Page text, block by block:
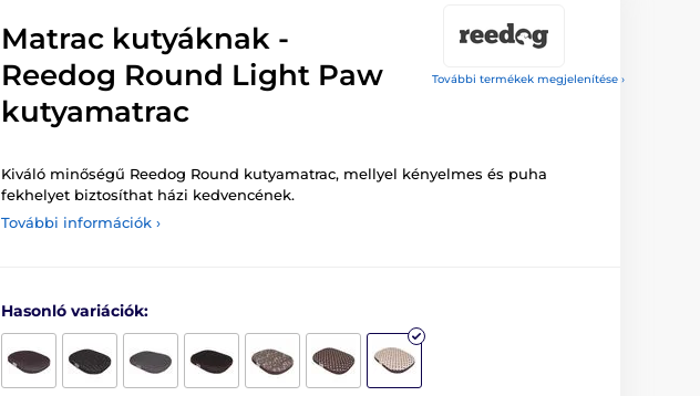
További termékek megjelenítése ›
Matrac kutyáknak -
Reedog Round Light Paw
kutyamatrac
Kiváló minőségű Reedog Round kutyamatrac, mellyel kényelmes és puha
fekhelyet biztosíthat házi kedvencének.
További információk ›
Hasonló variációk: